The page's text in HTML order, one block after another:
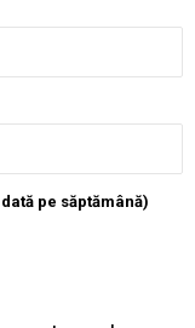
pe săptămână)